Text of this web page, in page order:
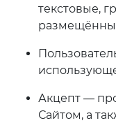
текстовые,
Акцепт —
Сайтом, а